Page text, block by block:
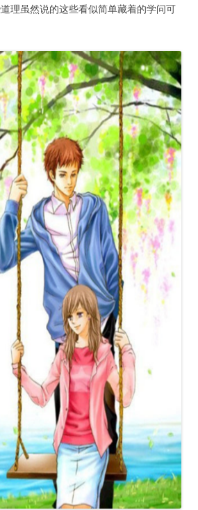
理虽然说的这些看似简单藏着的学问可